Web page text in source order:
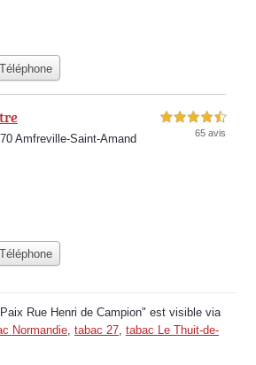
Téléphone
Amfreville-Saint-Amand
4,5 étoiles sur 5
65 avis
Téléphone
Rue Henri de Campion" est visible via
Normandie, tabac 27, tabac Le Thuit-de-